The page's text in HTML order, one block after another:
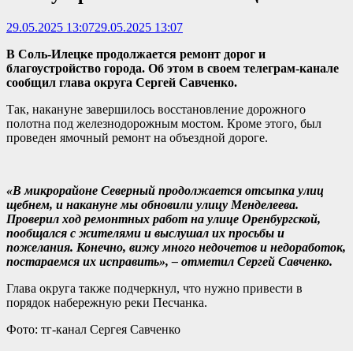
29.05.2025 13:0729.05.2025 13:07
В Соль-Илецке продолжается ремонт дорог и
благоустройство города. Об этом в своем телеграм-канале
сообщил глава округа Сергей Савченко.
Так, накануне завершилось восстановление дорожного
полотна под железнодорожным мостом. Кроме этого, был
проведен ямочный ремонт на объездной дороге.
«В микрорайоне Северный продолжается отсыпка улиц
щебнем, и накануне мы обновили улицу Менделеева.
Проверил ход ремонтных работ на улице Оренбургской,
пообщался с жителями и выслушал их просьбы и
пожелания. Конечно, вижу много недочетов и недоработок,
постараемся их исправить», – отметил Сергей Савченко.
Глава округа также подчеркнул, что нужно привести в
порядок набережную реки Песчанка.
Фото: тг-канал Сергея Савченко